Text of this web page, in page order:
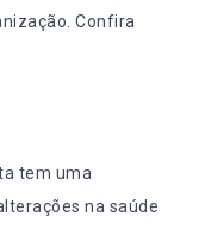
Confira
tem uma
na saúde